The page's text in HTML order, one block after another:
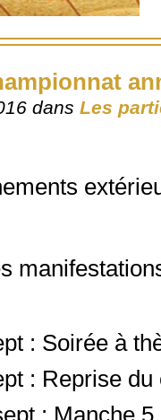
dans Les
: Soirée à
: Reprise
: Manche